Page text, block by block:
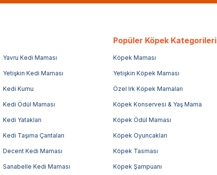
Yavru Kedi Maması
Yetişkin Kedi Maması
Kedi Kumu
Kedi Ödül Maması
Kedi Yatakları
Kedi Taşıma Çantaları
Decent Kedi Maması
Sanabelle Kedi Maması
Popüler Köpek Kategorileri
Köpek Maması
Yetişkin Köpek Maması
Özel Irk Köpek Mamaları
Köpek Konservesi & Yaş Mama
Köpek Ödül Maması
Köpek Oyuncakları
Köpek Tasması
Köpek Şampuanı